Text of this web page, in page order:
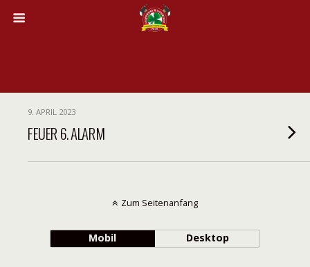
9. APRIL 2023
FEUER 6. ALARM
Zum Seitenanfang
Mobil Desktop